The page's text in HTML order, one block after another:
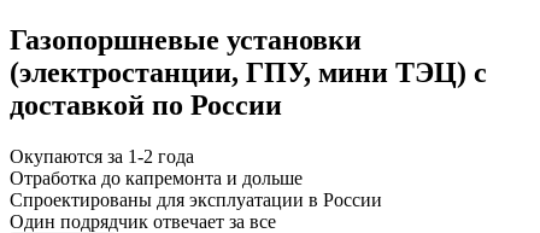
Газопоршневые установки
(электростанции, ГПУ, мини ТЭЦ) с
доставкой по России
Окупаются за 1-2 года
Отработка до капремонта и дольше
Спроектированы для эксплуатации в России
Один подрядчик отвечает за все